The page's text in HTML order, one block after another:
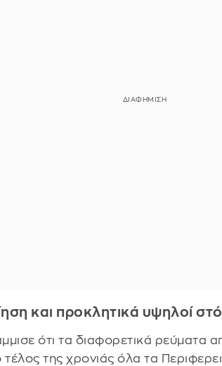
και προκλητικά υψηλοί
ότι τα διαφορετικά ρεύματα
της χρονιάς όλα τα